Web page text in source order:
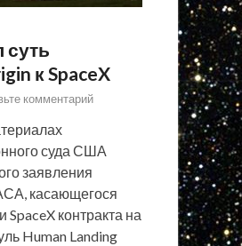
к SpaceX
комментарий
суда США
заявления
касающегося
контракта на
Human Landing